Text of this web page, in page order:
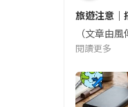
旅遊注意｜
（文章由
閱讀更多